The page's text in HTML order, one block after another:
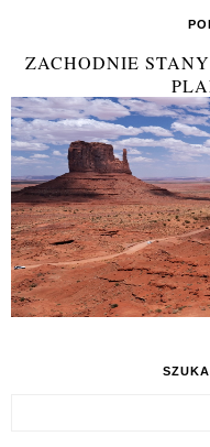
ZACHODNIE